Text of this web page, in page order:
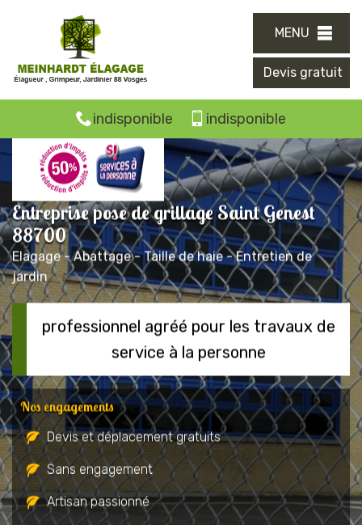
MENU
Devis gratuit
indisponible indisponible
Entreprise pose de grillage Saint Genest
88700
Elagage - Abattage - Taille de haie - Entretien de
jardin
professionnel agréé pour les travaux de
service à la personne
Nos engagements
Devis et déplacement gratuits
Sans engagement
Artisan passionné